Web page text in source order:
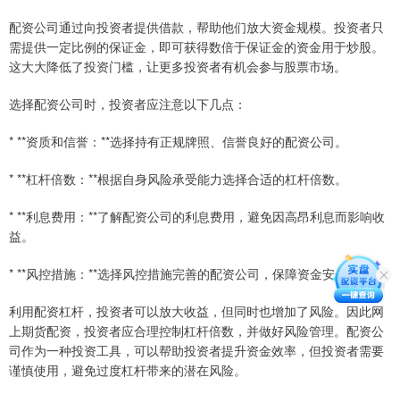
配资公司通过向投资者提供借款，帮助他们放大资金规模。投资者只
需提供一定比例的保证金，即可获得数倍于保证金的资金用于炒股。
这大大降低了投资门槛，让更多投资者有机会参与股票市场。
选择配资公司时，投资者应注意以下几点：
* **资质和信誉：**选择持有正规牌照、信誉良好的配资公司。
* **杠杆倍数：**根据自身风险承受能力选择合适的杠杆倍数。
* **利息费用：**了解配资公司的利息费用，避免因高昂利息而影响收
益。
* **风控措施：**选择风控措施完善的配资公司，保障资金安全。
利用配资杠杆，投资者可以放大收益，但同时也增加了风险。因此网
上期货配资，投资者应合理控制杠杆倍数，并做好风险管理。配资公
司作为一种投资工具，可以帮助投资者提升资金效率，但投资者需要
谨慎使用，避免过度杠杆带来的潜在风险。